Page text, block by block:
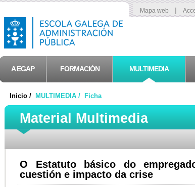
Mapa web |
A EGAP FORMACIÓN MULTIMEDIA
Inicio / MULTIMEDIA / Ficha
Material Multimedia
O Estatuto básico do
cuestión e impacto da crise